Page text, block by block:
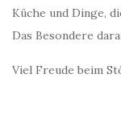
Küche und Dinge,
Das Besondere
Viel Freude beim